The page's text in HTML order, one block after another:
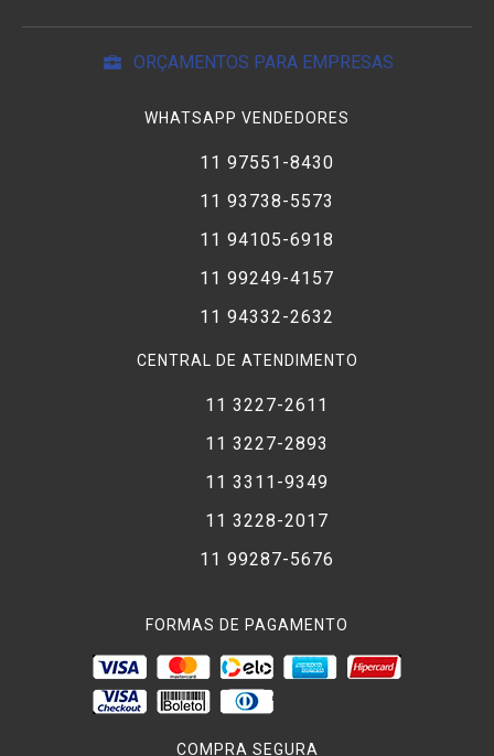
ORÇAMENTOS PARA EMPRESAS
WHATSAPP VENDEDORES
11 97551-8430
11 93738-5573
11 94105-6918
11 99249-4157
11 94332-2632
CENTRAL DE ATENDIMENTO
11 3227-2611
11 3227-2893
11 3311-9349
11 3228-2017
11 99287-5676
FORMAS DE PAGAMENTO
COMPRA SEGURA